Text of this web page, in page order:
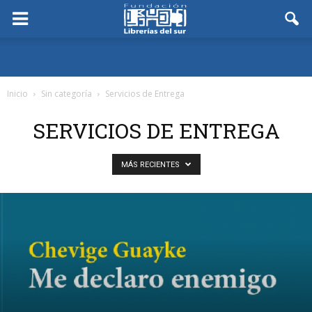
Inicio Sin categoría Servicios de Entrega
SERVICIOS DE ENTREGA
MÁS RECIENTES